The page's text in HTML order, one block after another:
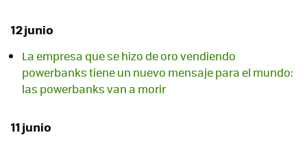
12 junio
La empresa que se hizo de oro vendiendo
powerbanks tiene un nuevo mensaje para el mundo:
las powerbanks van a morir
11 junio